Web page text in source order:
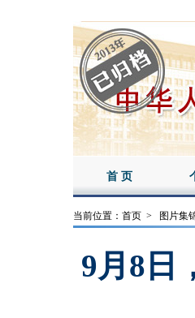
首 页
当前位置： 首页 > 图片集
9月8日